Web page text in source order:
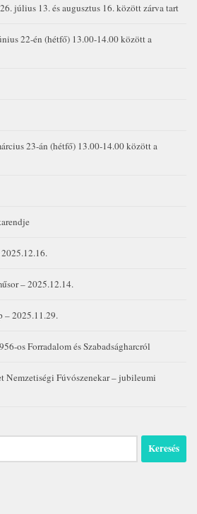
július 13. és augusztus 16. között zárva tart
22-én (hétfő) 13.00-14.00 között a
23-án (hétfő) 13.00-14.00 között a
– 2025.12.14.
– 2025.11.29.
os Forradalom és Szabadságharcról
Nemzetiségi Fúvószenekar – jubileumi